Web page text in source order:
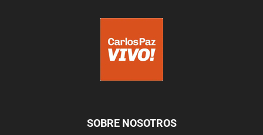
SOBRE NOSOTROS